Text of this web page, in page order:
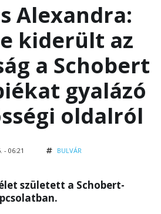
Alexandra:
kiderült az
a Schobert
gyalázó
oldalról
- 06:21 BULVÁR
született a Schobert-